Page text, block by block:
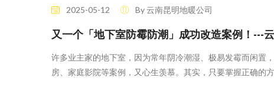
2025-05-12 By 云南昆明地暖公司
又一个「地下室防霉防潮」成功改造案例！---
许多业主家的地下室，因为常年阴冷潮湿、极易发霉而闲置
房、家庭影院等案例，又心生羡慕。其实，只要掌握正确的